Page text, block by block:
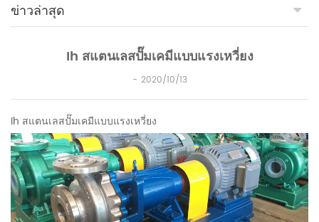
ข่าวล่าสุด
Ih สแตนเลสปั๊มเคมีแบบแรงเหวี่ยง
2020/10/13
Ih สแตนเลสปั๊มเคมีแบบแรงเหวี่ยง